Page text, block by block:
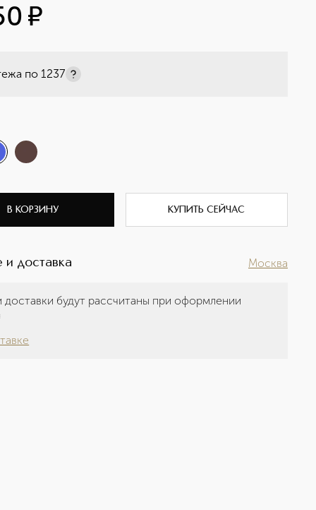
¤
по 1237
В КОРЗИНУ КУПИТЬ СЕЙЧАС
и доставка Москва
доставки будут рассчитаны при оформлении